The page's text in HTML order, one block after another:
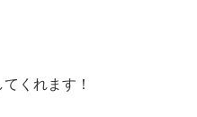
くれます！